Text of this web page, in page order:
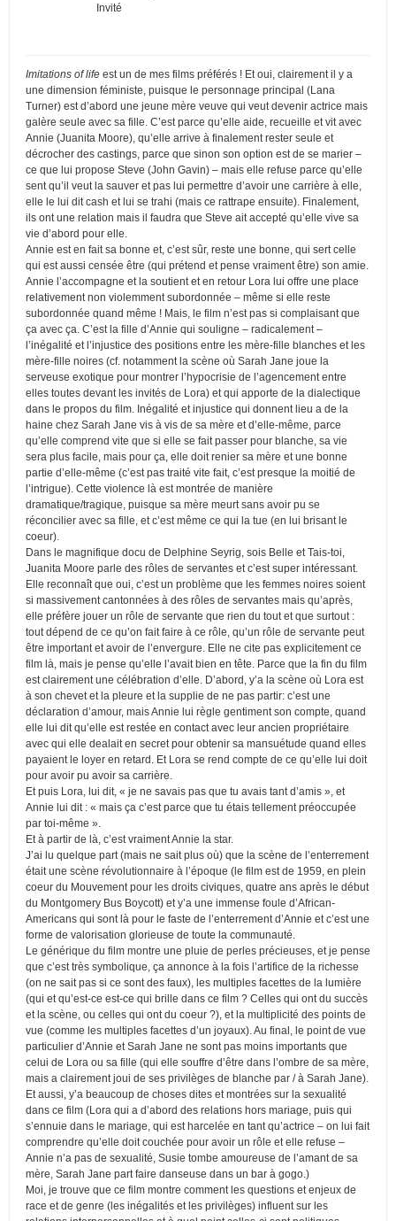
Invité
Imitations of life est un de mes films préférés ! Et oui, clairement il y a
une dimension féministe, puisque le personnage principal (Lana
Turner) est d’abord une jeune mère veuve qui veut devenir actrice mais
galère seule avec sa fille. C’est parce qu’elle aide, recueille et vit avec
Annie (Juanita Moore), qu’elle arrive à finalement rester seule et
décrocher des castings, parce que sinon son option est de se marier –
ce que lui propose Steve (John Gavin) – mais elle refuse parce qu’elle
sent qu’il veut la sauver et pas lui permettre d’avoir une carrière à elle,
elle le lui dit cash et lui se trahi (mais ce rattrape ensuite). Finalement,
ils ont une relation mais il faudra que Steve ait accepté qu’elle vive sa
vie d’abord pour elle.
Annie est en fait sa bonne et, c’est sûr, reste une bonne, qui sert celle
qui est aussi censée être (qui prétend et pense vraiment être) son amie.
Annie l’accompagne et la soutient et en retour Lora lui offre une place
relativement non violemment subordonnée – même si elle reste
subordonnée quand même ! Mais, le film n’est pas si complaisant que
ça avec ça. C’est la fille d’Annie qui souligne – radicalement –
l’inégalité et l’injustice des positions entre les mère-fille blanches et les
mère-fille noires (cf. notamment la scène où Sarah Jane joue la
serveuse exotique pour montrer l’hypocrisie de l’agencement entre
elles toutes devant les invités de Lora) et qui apporte de la dialectique
dans le propos du film. Inégalité et injustice qui donnent lieu a de la
haine chez Sarah Jane vis à vis de sa mère et d’elle-même, parce
qu’elle comprend vite que si elle se fait passer pour blanche, sa vie
sera plus facile, mais pour ça, elle doit renier sa mère et une bonne
partie d’elle-même (c’est pas traité vite fait, c’est presque la moitié de
l’intrigue). Cette violence là est montrée de manière
dramatique/tragique, puisque sa mère meurt sans avoir pu se
réconcilier avec sa fille, et c’est même ce qui la tue (en lui brisant le
coeur).
Dans le magnifique docu de Delphine Seyrig, sois Belle et Tais-toi,
Juanita Moore parle des rôles de servantes et c’est super intéressant.
Elle reconnaît que oui, c’est un problème que les femmes noires soient
si massivement cantonnées à des rôles de servantes mais qu’après,
elle préfère jouer un rôle de servante que rien du tout et que surtout :
tout dépend de ce qu’on fait faire à ce rôle, qu’un rôle de servante peut
être important et avoir de l’envergure. Elle ne cite pas explicitement ce
film là, mais je pense qu’elle l’avait bien en tête. Parce que la fin du film
est clairement une célébration d’elle. D’abord, y’a la scène où Lora est
à son chevet et la pleure et la supplie de ne pas partir: c’est une
déclaration d’amour, mais Annie lui règle gentiment son compte, quand
elle lui dit qu’elle est restée en contact avec leur ancien propriétaire
avec qui elle dealait en secret pour obtenir sa mansuétude quand elles
payaient le loyer en retard. Et Lora se rend compte de ce qu’elle lui doit
pour avoir pu avoir sa carrière.
Et puis Lora, lui dit, « je ne savais pas que tu avais tant d’amis », et
Annie lui dit : « mais ça c’est parce que tu étais tellement préoccupée
par toi-même ».
Et à partir de là, c’est vraiment Annie la star.
J’ai lu quelque part (mais ne sait plus où) que la scène de l’enterrement
était une scène révolutionnaire à l’époque (le film est de 1959, en plein
coeur du Mouvement pour les droits civiques, quatre ans après le début
du Montgomery Bus Boycott) et y’a une immense foule d’African-
Americans qui sont là pour le faste de l’enterrement d’Annie et c’est une
forme de valorisation glorieuse de toute la communauté.
Le générique du film montre une pluie de perles précieuses, et je pense
que c’est très symbolique, ça annonce à la fois l’artifice de la richesse
(on ne sait pas si ce sont des faux), les multiples facettes de la lumière
(qui et qu’est-ce est-ce qui brille dans ce film ? Celles qui ont du succès
et la scène, ou celles qui ont du coeur ?), et la multiplicité des points de
vue (comme les multiples facettes d’un joyaux). Au final, le point de vue
particulier d’Annie et Sarah Jane ne sont pas moins importants que
celui de Lora ou sa fille (qui elle souffre d’être dans l’ombre de sa mère,
mais a clairement joui de ses privilèges de blanche par / à Sarah Jane).
Et aussi, y’a beaucoup de choses dites et montrées sur la sexualité
dans ce film (Lora qui a d’abord des relations hors mariage, puis qui
s’ennuie dans le mariage, qui est harcelée en tant qu’actrice – on lui fait
comprendre qu’elle doit couchée pour avoir un rôle et elle refuse –
Annie n’a pas de sexualité, Susie tombe amoureuse de l’amant de sa
mère, Sarah Jane part faire danseuse dans un bar à gogo.)
Moi, je trouve que ce film montre comment les questions et enjeux de
race et de genre (les inégalités et les privilèges) influent sur les